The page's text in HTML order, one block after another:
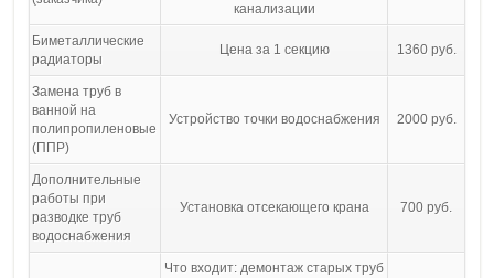
канализации
Биметаллические
радиаторы
Цена за 1 секцию 1360 руб.
Замена труб в
ванной на
полипропиленовые
(ППР)
Устройство точки водоснабжения 2000 руб.
Дополнительные
работы при
разводке труб
водоснабжения
Установка отсекающего крана 700 руб.
Что входит: демонтаж старых труб